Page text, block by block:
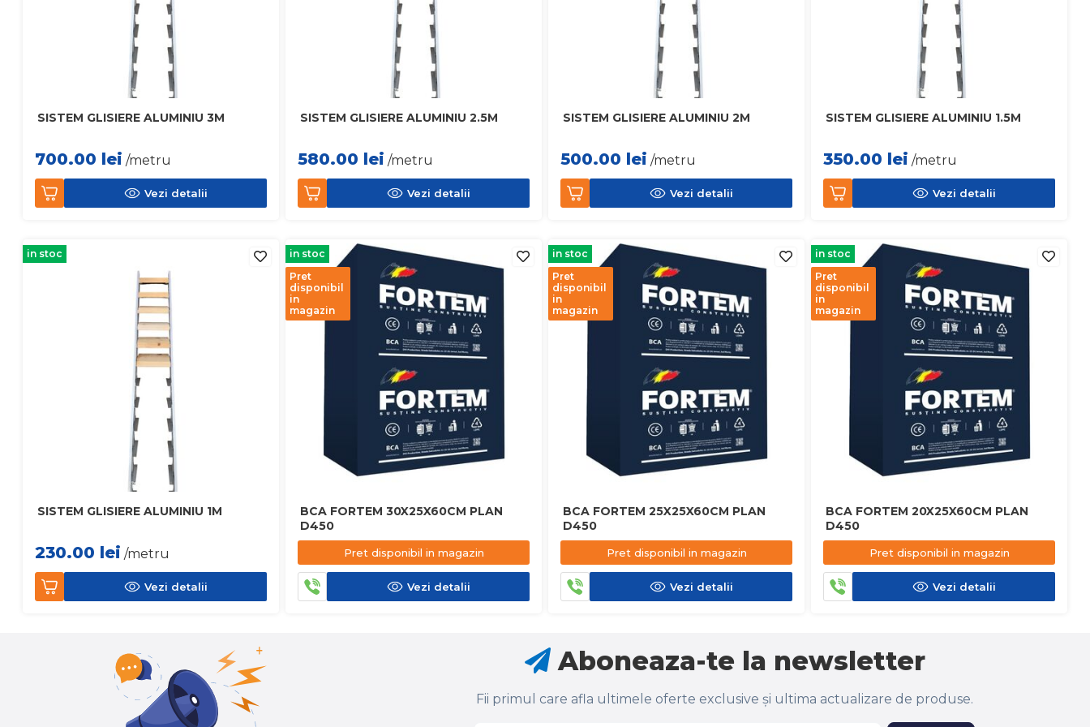
SISTEM GLISIERE ALUMINIU 3M
700.00 lei /metru
Vezi detalii
SISTEM GLISIERE ALUMINIU 2.5M
580.00 lei /metru
Vezi detalii
SISTEM GLISIERE ALUMINIU 2M
500.00 lei /metru
Vezi detalii
SISTEM GLISIERE ALUMINIU 1.5M
350.00 lei /metru
Vezi detalii
in stoc
SISTEM GLISIERE ALUMINIU 1M
230.00 lei /metru
Vezi detalii
in stoc
Pret
disponibil
in
magazin
BCA FORTEM 30X25X60CM PLAN
D450
Pret disponibil in magazin
Vezi detalii
in stoc
Pret
disponibil
in
magazin
BCA FORTEM 25X25X60CM PLAN
D450
Pret disponibil in magazin
Vezi detalii
in stoc
Pret
disponibil
in
magazin
BCA FORTEM 20X25X60CM PLAN
D450
Pret disponibil in magazin
Vezi detalii
Aboneaza-te la newsletter
Fii primul care afla ultimele oferte exclusive și ultima actualizare de produse.